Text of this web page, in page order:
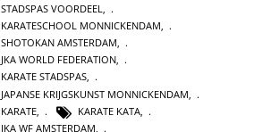
STADSPAS VOORDEEL,
KARATESCHOOL MONNICKENDAM,
SHOTOKAN AMSTERDAM,
JKA WORLD FEDERATION,
KARATE STADSPAS,
JAPANSE KRIJGSKUNST MONNICKENDAM
KARATE
KARATE KATA,
JKA WF AMSTERDAM